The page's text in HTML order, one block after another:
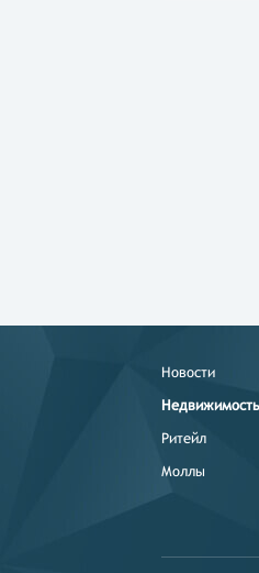
Новости
Недвижимость
Ритейл
Моллы